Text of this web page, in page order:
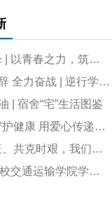
青春之力，筑抗疫防线
奋战 | 逆行学工人 战疫显担当
| 宿舍“宅”生活图鉴
爱心传递温情 | 临时管控下的后勤保障
克时艰，我们在行动！
学院学子参加技能大赛再创佳绩